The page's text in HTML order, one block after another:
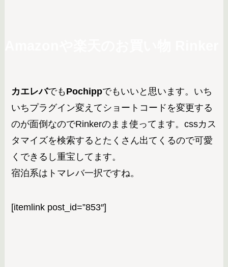
カエレバでも Pochippでもいいと思います。いち
いちプラグイン変えてショートコードを変更する
のが面倒なのでRinkerのまま使ってます。cssカス
タマイズを検索するとたくさん出てくるので可愛
くできるし重宝してます。
宿泊系はトマレバ一択ですね。
[itemlink post_id=”853″]